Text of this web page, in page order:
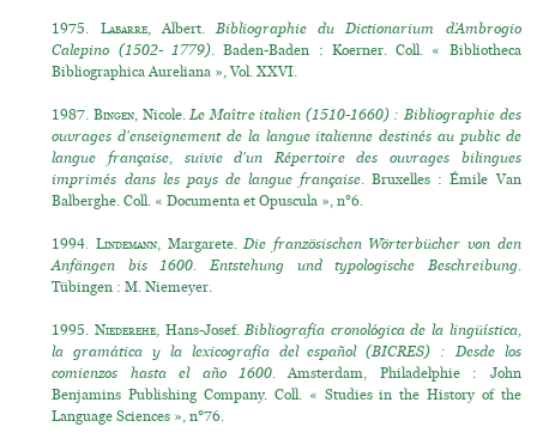
1975. Labarre, Albert.Bibliographie du Dictionarium d’Ambrogio
Calepino (1502- 1779). Baden-Baden : Koerner. Coll. « Bibliotheca
Bibliographica Aureliana », Vol. XXVI.
1987.Bingen, Nicole.Le Maître italien (1510-1660) : Bibliographie des
ouvrages d'enseignement de la langue italienne destinés au public de
langue française, suivie d'un Répertoire des ouvrages bilingues
imprimés dans les pays de langue française. Bruxelles : Émile Van
Balberghe. Coll. « Documenta et Opuscula », n°6.
1994.Lindemann, Margarete.Die französischen Wörterbücher von den
Anfängen bis 1600. Entstehung und typologische Beschreibung.
Tübingen : M. Niemeyer.
1995.Niederehe, Hans-Josef.Bibliografía cronológica de la lingüística,
la gramática y la lexicografía del español (BICRES) : Desde los
comienzos hasta el año 1600. Amsterdam, Philadelphie : John
Benjamins Publishing Company. Coll. « Studies in the History of the
Language Sciences », n°76.